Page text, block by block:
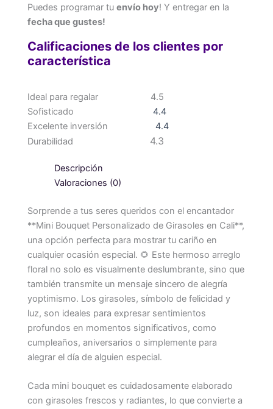
Puedes programar tu envío hoy! Y entregar en la
fecha que gustes!
Calificaciones de los clientes por
característica
Ideal para regalar
4.5
Sofisticado
4.4
Excelente inversión
4.4
Durabilidad
4.3
Descripción
Valoraciones (0)
Sorprende a tus seres queridos con el encantador
**Mini Bouquet Personalizado de Girasoles en Cali**,
una opción perfecta para mostrar tu cariño en
cualquier ocasión especial. 🌻 Este hermoso arreglo
floral no solo es visualmente deslumbrante, sino que
también transmite un mensaje sincero de alegría
yoptimismo. Los girasoles, símbolo de felicidad y
luz, son ideales para expresar sentimientos
profundos en momentos significativos, como
cumpleaños, aniversarios o simplemente para
alegrar el día de alguien especial.
Cada mini bouquet es cuidadosamente elaborado
con girasoles frescos y radiantes, lo que convierte a